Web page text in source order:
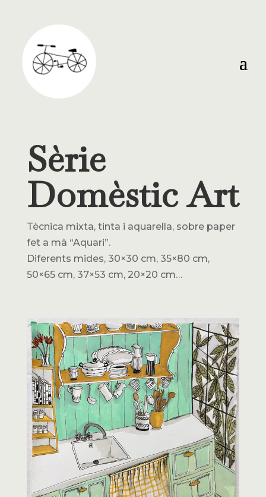
Sèrie
Domèstic Art
Tècnica mixta, tinta i aquarella, sobre paper
fet a mà “Aquari”.
Diferents mides, 30×30 cm, 35×80 cm,
50×65 cm, 37×53 cm, 20×20 cm…